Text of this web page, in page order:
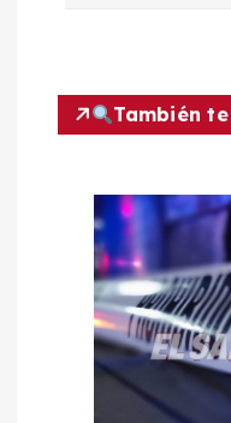
c
También